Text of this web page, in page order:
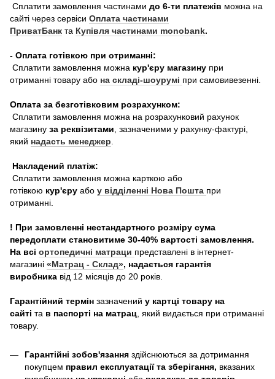
Сплатити замовлення частинами до 6-ти платежів можна на
сайті через сервіси Оплата частинами
ПриватБанк та Купівля частинами monobank.
- Оплата готівкою при отриманні:
Сплатити замовлення можна кур'єру магазину при
отриманні товару або на складі-шоурумі при самовивезенні.
Оплата за безготівковим розрахунком:
Сплатити замовлення можна на розрахунковий рахунок
магазину за реквізитами , зазначеними у рахунку-фактурі,
який надасть менеджер
Накладений платіж:
Сплатити замовлення можна карткою або
готівкою кур'єру або у відділенні Нова Пошта при
отриманні.
! При замовленні нестандартного розміру сума
передоплати становитиме 30-40% вартості замовлення.
На всі ортопедичні матраци представлені в інтернет-
магазині «Матрац - Склад», надається гарантія
виробника від 12 місяців до 20 років.
Гарантійний термін зазначений у картці товару на
сайті та в паспорті на матрац , який видається при отриманні
товару.
Гарантійні зобов'язання здійснюються за дотримання
покупцем правил експлуатації та зберігання, вказаних